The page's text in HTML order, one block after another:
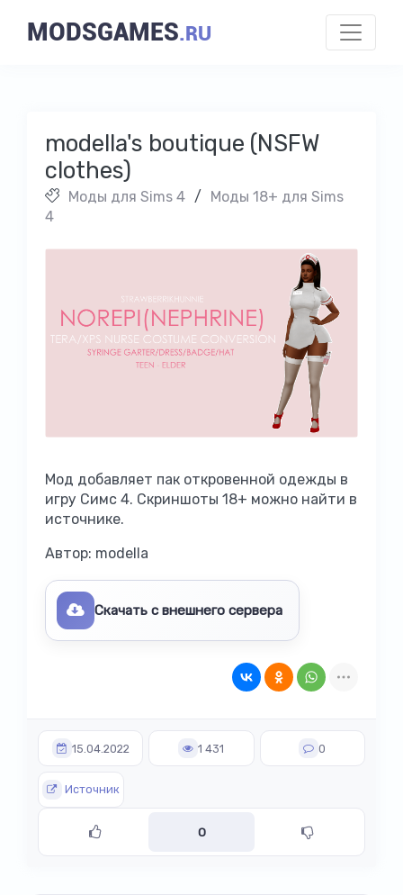
MODSGAMES.RU
modella's boutique (NSFW
clothes)
Моды для Sims 4 /
Моды 18+ для Sims
4
Мод добавляет пак откровенной одежды в
игру Симс 4. Скриншоты 18+ можно найти в
источнике.
Автор: modella
Скачать с внешнего сервера
15.04.2022 1 431 0
Источник
0